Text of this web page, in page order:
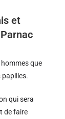
et
que
papilles.
qui sera
de faire